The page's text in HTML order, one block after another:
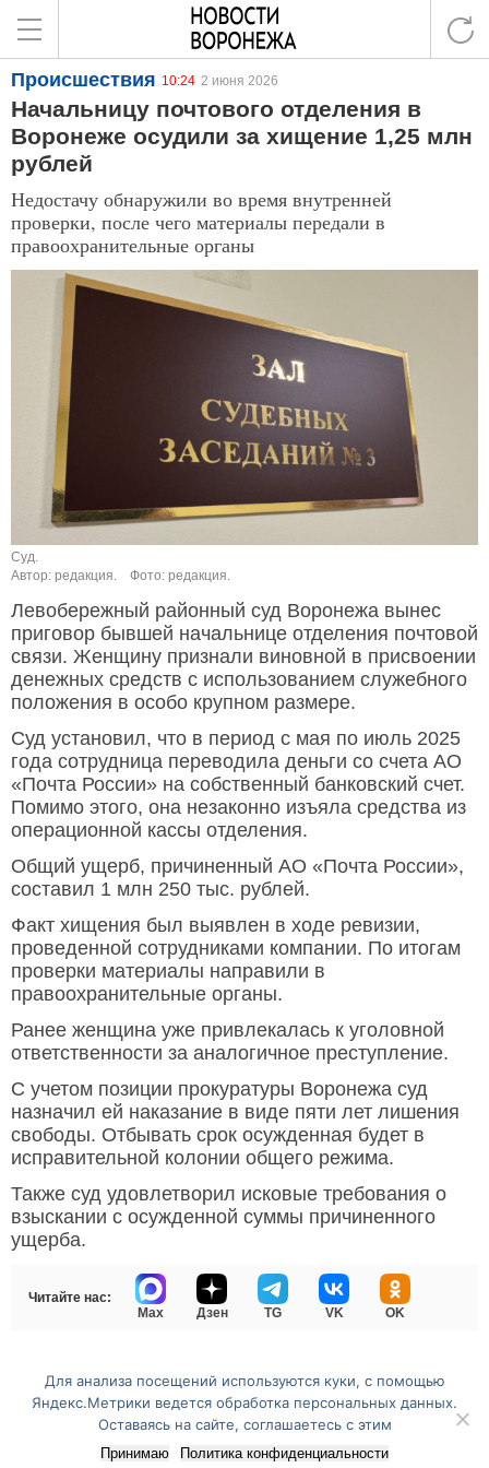
Происшествия 10:24 2 июня 2026
Начальницу почтового отделения в
Воронеже осудили за хищение 1,25 млн
рублей
Недостачу обнаружили во время внутренней
проверки, после чего материалы передали в
правоохранительные органы
Суд.
Автор: редакция.
Фото: редакция.
Левобережный районный суд Воронежа вынес
приговор бывшей начальнице отделения почтовой
связи. Женщину признали виновной в присвоении
денежных средств с использованием служебного
положения в особо крупном размере.
Суд установил, что в период с мая по июль 2025
года сотрудница переводила деньги со счета АО
«Почта России» на собственный банковский счет.
Помимо этого, она незаконно изъяла средства из
операционной кассы отделения.
Общий ущерб, причиненный АО «Почта России»,
составил 1 млн 250 тыс. рублей.
Факт хищения был выявлен в ходе ревизии,
проведенной сотрудниками компании. По итогам
проверки материалы направили в
правоохранительные органы.
Ранее женщина уже привлекалась к уголовной
ответственности за аналогичное преступление.
С учетом позиции прокуратуры Воронежа суд
назначил ей наказание в виде пяти лет лишения
свободы. Отбывать срок осужденная будет в
исправительной колонии общего режима.
Также суд удовлетворил исковые требования о
взыскании с осужденной суммы причиненного
ущерба.
Читайте нас:
Max
Дзен TG VK OK
Перейти на полную версию сайта
Для анализа посещений используются куки, с помощью
Яндекс.Метрики ведется обработка персональных данных.
Оставаясь на сайте, соглашаетесь с этим
Принимаю Политика конфиденциальности